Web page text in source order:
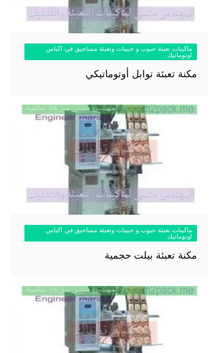
ماكينات تعبئة حبوب و حبيبات وتعبئة مساحيق في اكياس
اوتوماتيك
مكنة تعبئة توابل أوتوماتيكي
ماكينات تعبئة حبوب و حبيبات وتعبئة مساحيق في اكياس
اوتوماتيك
مكنة تعبئة بيلت حجمية